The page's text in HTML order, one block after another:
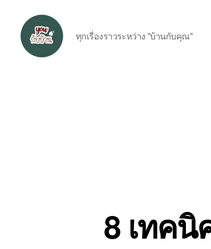
ทุกเรื่องราวระหว่าง "บ้านกับคุณ"
8 เทคนิ